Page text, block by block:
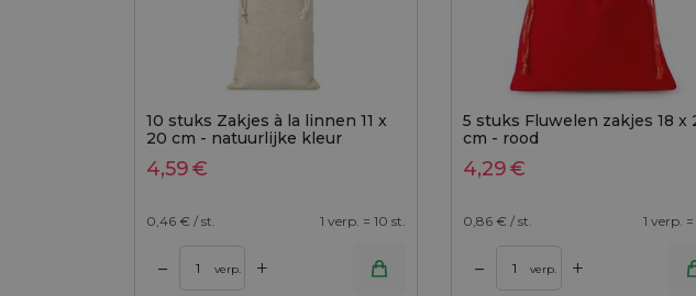
10 stuks Zakjes à la linnen 11 x
20 cm - natuurlijke kleur
4,59€
0,46 € / st. 1 verp. = 10 st.
– verp. +
5 stuks Fluwelen zakjes 18 x
cm - rood
4,29€
0,86 € / st. 1 verp. =
– verp. +
Toevoegen aan winkelwagen